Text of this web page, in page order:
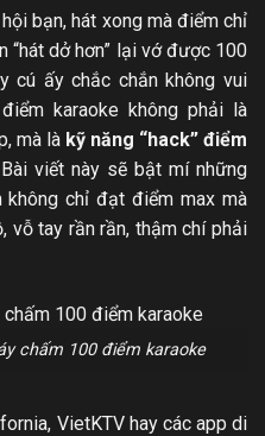
bạn, hát xong mà điểm chỉ
“hát dở hơn” lại vớ được 100
cú ấy chắc chắn không vui
karaoke không phải là
mà là kỹ năng “hack” điểm
viết này sẽ bật mí những
chỉ đạt điểm max mà
vỗ tay rần rần, thậm chí phải
chấm 100 điểm karaoke
VietKTV hay các app di